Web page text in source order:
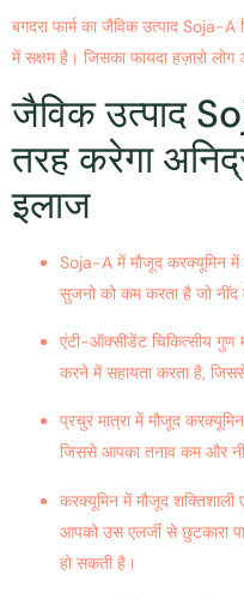
बगदरा फार्म का जैविक उत्पाद Soja-A
में सक्षम है। जिसका फायदा हज़ारो
जैविक उत्पाद
तरह करेगा
इलाज
Soja-A में मौजूद करक्यूमिन में
सुजनो को कम करता है जो नींद
एंटी-ऑक्सीडेंट चिकित्सीय
करने में सहायता करता है,
प्रचुर मात्रा में मौजूद
जिससे आपका तनाव कम और
करक्यूमिन में मौजूद
आपको उस एलर्जी से छुटकारा
हो सकती है।